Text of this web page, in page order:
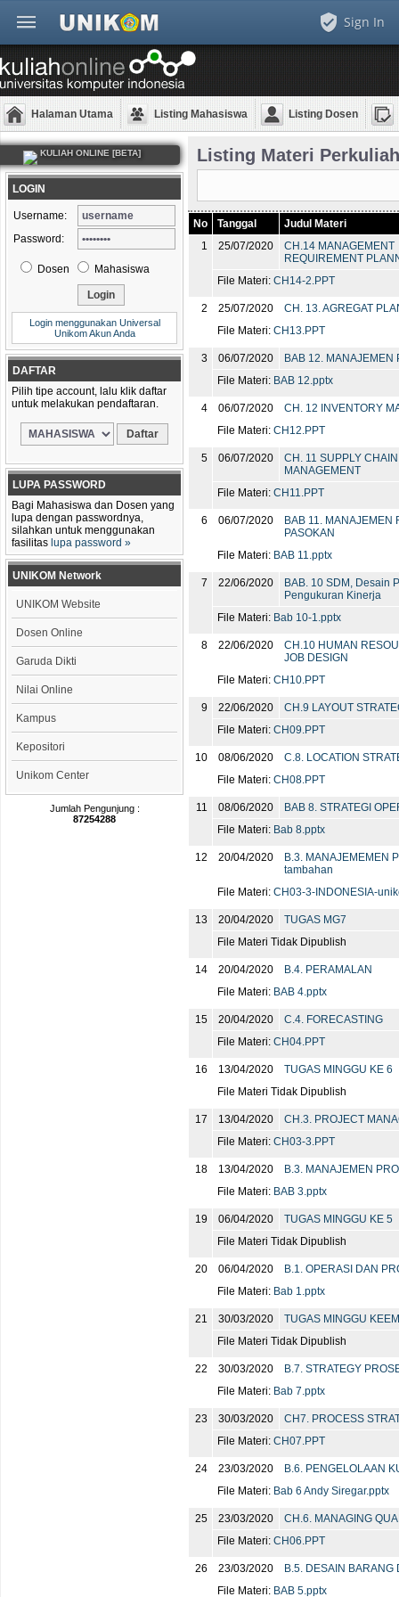
Sign In
Halaman Utama Listing Mahasiswa Listing Dosen
KULIAH ONLINE [BETA]
LOGIN
Username:
Password:
Dosen Mahasiswa
Login menggunakan Universal
Unikom Akun Anda
DAFTAR
Pilih tipe account, lalu klik daftar
untuk melakukan pendaftaran.
LUPA PASSWORD
Bagi Mahasiswa dan Dosen yang
lupa dengan passwordnya,
silahkan untuk menggunakan
fasilitas lupa password »
UNIKOM Network
UNIKOM Website
Dosen Online
Garuda Dikti
Nilai Online
Kampus
Kepositori
Unikom Center
Jumlah Pengunjung :
87254288
Listing Materi
No Tanggal
Judul Materi
1
25/07/2020
CH.14 MANAGEMENT
REQUIREMENT
File Materi: CH14-2.PPT
2 25/07/2020
CH. 13. AGREGAT
File Materi: CH13.PPT
3 06/07/2020
BAB 12. MANAJEMEN
File Materi: BAB 12.pptx
4 06/07/2020
CH. 12 INVENTORY
File Materi: CH12.PPT
5 06/07/2020
CH. 11 SUPPLY CHAIN
MANAGEMENT
File Materi: CH11.PPT
6 06/07/2020
BAB 11. MANAJEMEN
PASOKAN
File Materi: BAB 11.pptx
7 22/06/2020
BAB. 10 SDM, Desain
Pengukuran Kinerja
File Materi: Bab 10-1.pptx
8 22/06/2020
CH.10 HUMAN
JOB DESIGN
File Materi: CH10.PPT
9 22/06/2020
CH.9 LAYOUT
File Materi: CH09.PPT
10 08/06/2020
C.8. LOCATION
File Materi: CH08.PPT
11 08/06/2020
BAB 8. STRATEGI
File Materi: Bab 8.pptx
12 20/04/2020
B.3. MANAJEMEMEN
tambahan
File Materi: CH03-3-INDONESIA-
13 20/04/2020
TUGAS MG7
File Materi Tidak Dipublish
14 20/04/2020
B.4. PERAMALAN
File Materi: BAB 4.pptx
15 20/04/2020
C.4. FORECASTING
File Materi: CH04.PPT
16 13/04/2020
TUGAS MINGGU KE 6
File Materi Tidak Dipublish
17 13/04/2020
CH.3. PROJECT
File Materi: CH03-3.PPT
18 13/04/2020
B.3. MANAJEMEN
File Materi: BAB 3.pptx
19 06/04/2020
TUGAS MINGGU KE 5
File Materi Tidak Dipublish
20 06/04/2020
B.1. OPERASI DAN
File Materi: Bab 1.pptx
21 30/03/2020
TUGAS MINGGU
File Materi Tidak Dipublish
22 30/03/2020
B.7. STRATEGY
File Materi: Bab 7.pptx
23 30/03/2020
CH7. PROCESS
File Materi: CH07.PPT
24 23/03/2020
B.6. PENGELOLAAN
File Materi: Bab 6 Andy Siregar.pptx
25 23/03/2020
CH.6. MANAGING
File Materi: CH06.PPT
26 23/03/2020
B.5. DESAIN BARANG
File Materi: BAB 5.pptx